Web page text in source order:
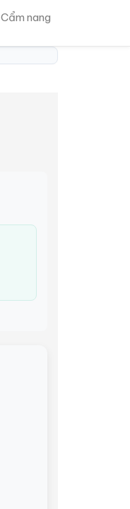
Cẩm nang